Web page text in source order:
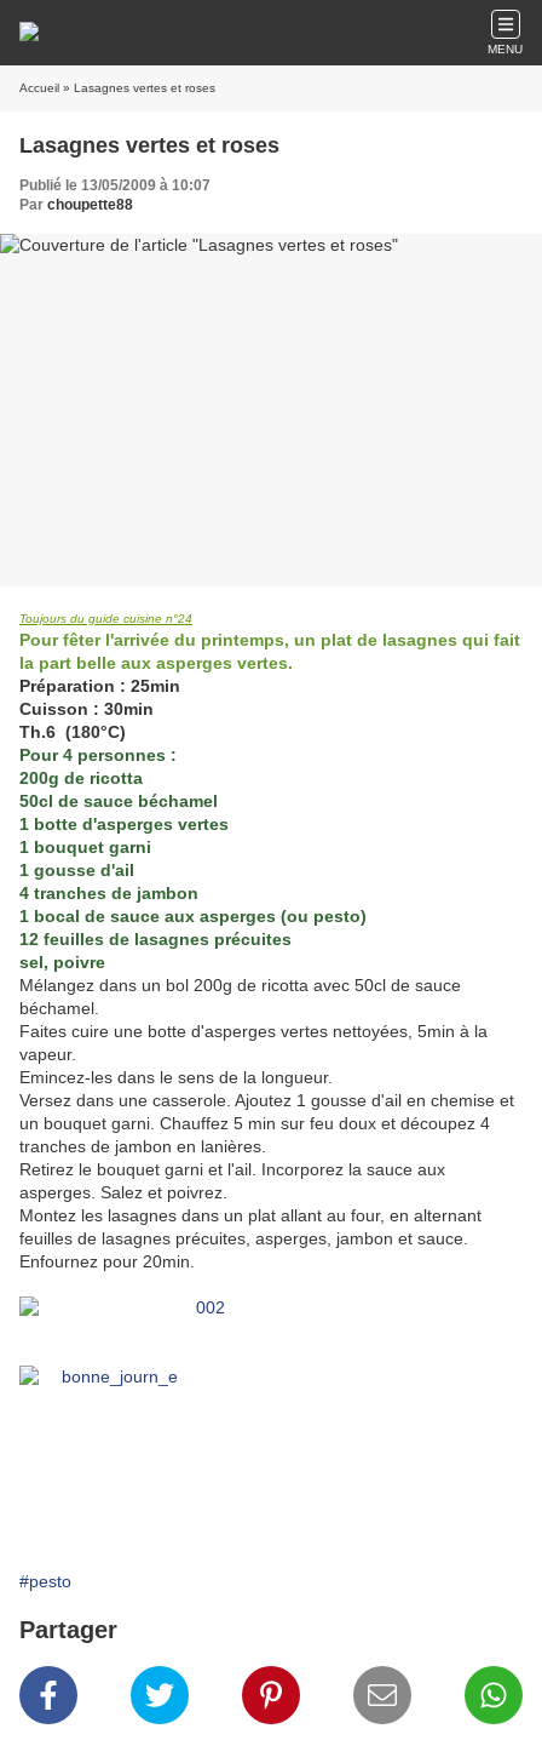
MENU
Accueil » Lasagnes vertes et roses
Lasagnes vertes et roses
Publié le 13/05/2009 à 10:07
Par choupette88
Toujours du guide cuisine n°24
Pour fêter l'arrivée du printemps, un plat de lasagnes qui fait
la part belle aux asperges vertes.
Préparation : 25min
Cuisson : 30min
Th.6 (180°C)
Pour 4 personnes :
200g de ricotta
50cl de sauce béchamel
1 botte d'asperges vertes
1 bouquet garni
1 gousse d'ail
4 tranches de jambon
1 bocal de sauce aux asperges (ou pesto)
12 feuilles de lasagnes précuites
sel, poivre
Mélangez dans un bol 200g de ricotta avec 50cl de sauce
béchamel.
Faites cuire une botte d'asperges vertes nettoyées, 5min à la
vapeur.
Emincez-les dans le sens de la longueur.
Versez dans une casserole. Ajoutez 1 gousse d'ail en chemise et
un bouquet garni. Chauffez 5 min sur feu doux et découpez 4
tranches de jambon en lanières.
Retirez le bouquet garni et l'ail. Incorporez la sauce aux
asperges. Salez et poivrez.
Montez les lasagnes dans un plat allant au four, en alternant
feuilles de lasagnes précuites, asperges, jambon et sauce.
Enfournez pour 20min.
#pesto
Partager